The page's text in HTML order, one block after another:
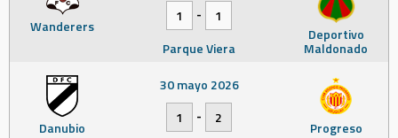
Wanderers Deportivo
Maldonado
1
-
1
Parque Viera
Danubio Progreso
30 mayo 2026
1
-
2